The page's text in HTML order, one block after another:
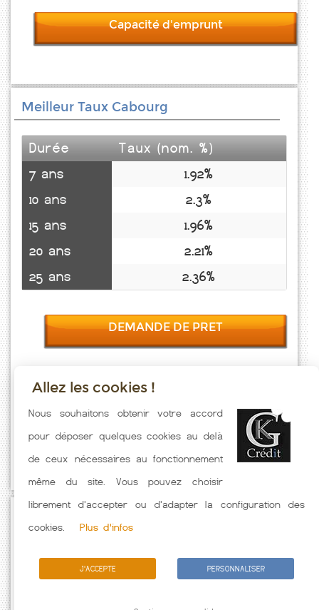
Capacité d'emprunt
Meilleur Taux Cabourg
Durée
Taux (nom. %)
7 ans
1.92%
10 ans
2.3%
15 ans
1.96%
20 ans
2.21%
25 ans
2.36%
DEMANDE DE PRET
Taux emprunt actualisés (Cabourg) toutes les semaines. Taux
Immobilier pratiqués par nos partenaires bancaires. Meilleur Taux
hors assurance. Taux crédit immobilier indicatif fonction des
caractéristiques de l'emprunteur.
Allez les cookies !
Nous souhaitons obtenir votre accord
pour déposer quelques cookies au delà
de ceux nécessaires au fonctionnement
même du site. Vous pouvez choisir
librement d'accepter ou d'adapter la configuration des
cookies.
Plus d'infos
J'ACCEPTE PERSONNALISER